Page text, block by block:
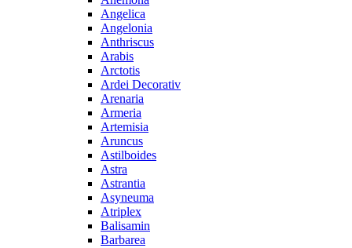
Angelica
Angelonia
Anthriscus
Arabis
Arctotis
Ardei Decorativ
Arenaria
Armeria
Artemisia
Aruncus
Astilboides
Astra
Astrantia
Asyneuma
Atriplex
Balisamin
Barbarea